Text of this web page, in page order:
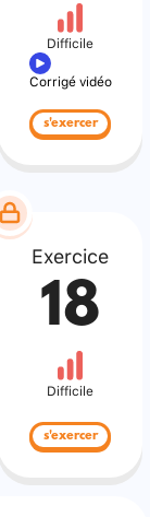
Difficile
Corrigé vidéo
s'exercer
Exercice
18
Difficile
s'exercer